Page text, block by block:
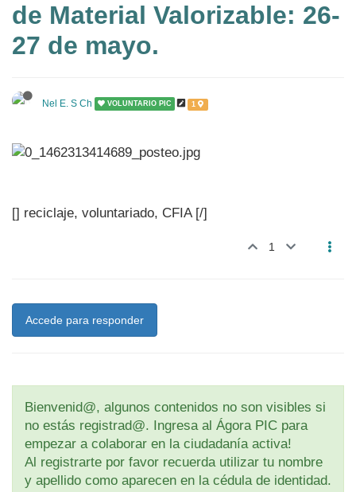
de Material Valorizable: 26-
27 de mayo.
Nel E. S Ch VOLUNTARIO PIC 1
[] reciclaje, voluntariado, CFIA [/]
1
Accede para responder
Bienvenid@, algunos contenidos no son visibles si
no estás registrad@. Ingresa al Ágora PIC para
empezar a colaborar en la ciudadanía activa!
Al registrarte por favor recuerda utilizar tu nombre
y apellido como aparecen en la cédula de identidad.